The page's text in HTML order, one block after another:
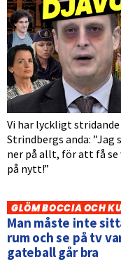
Vi har lyckligt
Strindbergs anda: ”Jag
ner på allt, för att få
på nytt!”
GLÖM BOCCIA OCH
Man måste inte
rum och se på tv
gateball går bra